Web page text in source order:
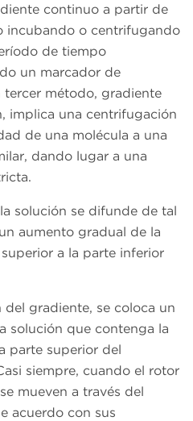
continuo a partir de
incubando o centrifugando
de tiempo
un marcador de
tercer método, gradiente
implica una centrifugación
de una molécula a una
dando lugar a una
solución se difunde de tal
aumento gradual de la
a la parte inferior
gradiente, se coloca un
solución que contenga la
parte superior del
siempre, cuando el rotor
mueven a través del
acuerdo con sus